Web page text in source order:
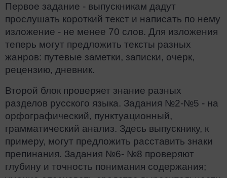
Первое задание - выпускникам дадут
прослушать короткий текст и написать по нему
изложение - не менее 70 слов. Для изложения
теперь могут предложить тексты разных
жанров: путевые заметки, записки, очерк,
рецензию, дневник.
Второй блок проверяет знание разных
разделов русского языка. Задания №2-№5 - на
орфографический, пунктуационный,
грамматический анализ. Здесь выпускнику, к
примеру, могут предложить расставить знаки
препинания. Задания №6- №8 проверяют
глубину и точность понимания содержания;